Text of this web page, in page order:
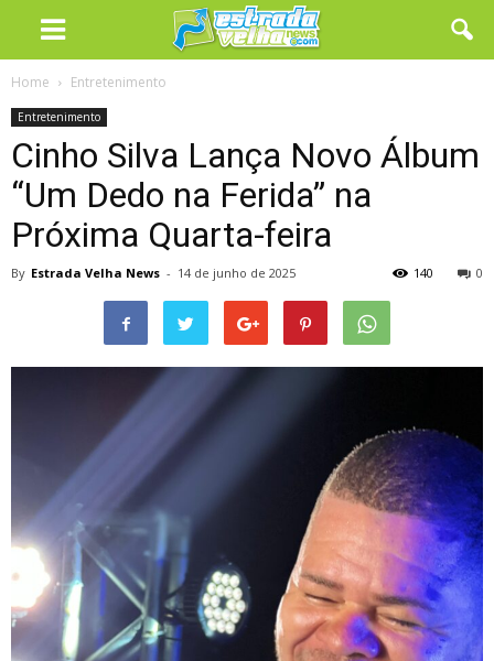
Home Entretenimento
Entretenimento
Cinho Silva Lança Novo Álbum
“Um Dedo na Ferida” na
Próxima Quarta-feira
By Estrada Velha News - 14 de junho de 2025 0
140